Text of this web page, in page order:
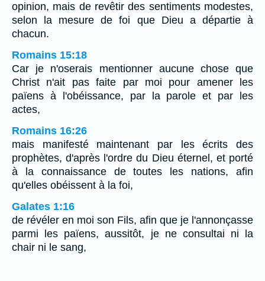
opinion, mais de revêtir des sentiments modestes,
selon la mesure de foi que Dieu a départie à
chacun.
Romains 15:18
Car je n'oserais mentionner aucune chose que
Christ n'ait pas faite par moi pour amener les
païens à l'obéissance, par la parole et par les
actes,
Romains 16:26
mais manifesté maintenant par les écrits des
prophètes, d'après l'ordre du Dieu éternel, et porté
à la connaissance de toutes les nations, afin
qu'elles obéissent à la foi,
Galates 1:16
de révéler en moi son Fils, afin que je l'annonçasse
parmi les païens, aussitôt, je ne consultai ni la
chair ni le sang,